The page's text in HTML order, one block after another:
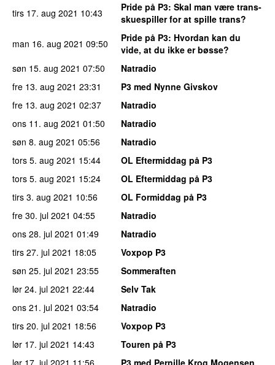
tirs 17. aug 2021 10:43 Pride på P3: Skal man være trans-
skuespiller for at spille trans?
man 16. aug 2021 09:50 Pride på P3: Hvordan kan du
vide, at du ikke er bøsse?
søn 15. aug 2021 07:50
Natradio
fre 13. aug 2021 23:31
P3 med Nynne Givskov
fre 13. aug 2021 02:37
Natradio
ons 11. aug 2021 01:50
Natradio
søn 8. aug 2021 05:56
Natradio
tors 5. aug 2021 15:44
OL Eftermiddag på P3
tors 5. aug 2021 15:24
OL Eftermiddag på P3
tirs 3. aug 2021 10:56
OL Formiddag på P3
fre 30. jul 2021 04:55
Natradio
ons 28. jul 2021 01:49
Natradio
tirs 27. jul 2021 18:05
Voxpop P3
søn 25. jul 2021 23:55
Sommeraften
lør 24. jul 2021 22:44
Selv Tak
ons 21. jul 2021 03:54
Natradio
tirs 20. jul 2021 18:56
Voxpop P3
lør 17. jul 2021 14:43
Touren på P3